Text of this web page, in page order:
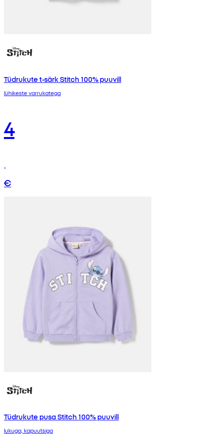
Tüdrukute t-särk Stitch 100% puuvill
lühikeste varrukatega
4
€
Tüdrukute pusa Stitch 100% puuvill
lukuga, kapuutsiga